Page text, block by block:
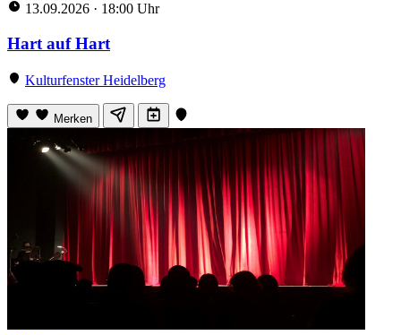
13.09.2026 · 18:00 Uhr
Hart auf Hart
Kulturfenster Heidelberg
Merken